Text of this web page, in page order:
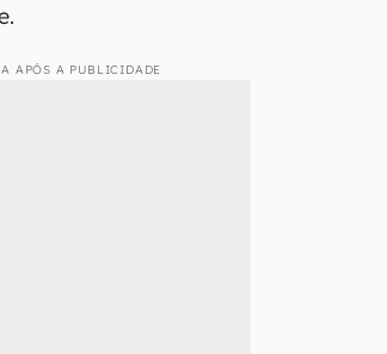
APÓS A PUBLICIDADE